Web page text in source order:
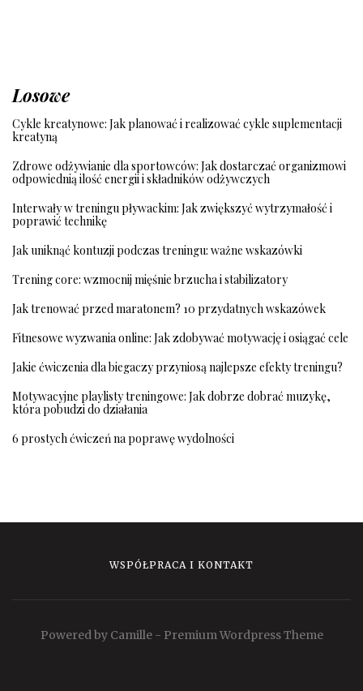
Losowe
Cykle kreatynowe: Jak planować i realizować cykle suplementacji
kreatyną
Zdrowe odżywianie dla sportowców: Jak dostarczać organizmowi
odpowiednią ilość energii i składników odżywczych
Interwały w treningu pływackim: Jak zwiększyć wytrzymałość i
poprawić technikę
Jak uniknąć kontuzji podczas treningu: ważne wskazówki
Trening core: wzmocnij mięśnie brzucha i stabilizatory
Jak trenować przed maratonem? 10 przydatnych wskazówek
Fitnesowe wyzwania online: Jak zdobywać motywację i osiągać cele
Jakie ćwiczenia dla biegaczy przyniosą najlepsze efekty treningu?
Motywacyjne playlisty treningowe: Jak dobrze dobrać muzykę,
która pobudzi do działania
6 prostych ćwiczeń na poprawę wydolności
WSPÓŁPRACA I KONTAKT
Powered by Camille - Premium Wordpress Theme